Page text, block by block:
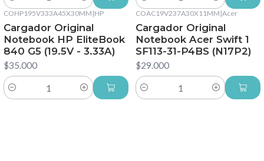
Cantidad Cantidad
COHP195V333A45X30MM |HP
Cargador Original
Notebook HP EliteBook
840 G5 (19.5V - 3.33A)
$35.000
Cantidad
COAC19V237A30X11MM |Acer
Cargador Original
Notebook Acer Swift 1
SF113-31-P4BS (N17P2)
$29.000
Cantidad